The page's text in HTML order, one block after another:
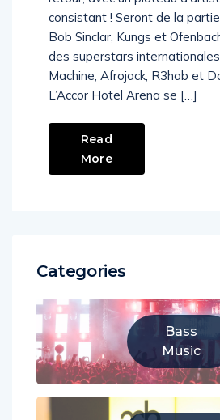
consistant ! Seront de la
Bob Sinclar, Kungs et
des superstars
Machine, Afrojack, R3hab et
L’Accor Hotel Arena se […]
Read
More
Categories
Bass
Music